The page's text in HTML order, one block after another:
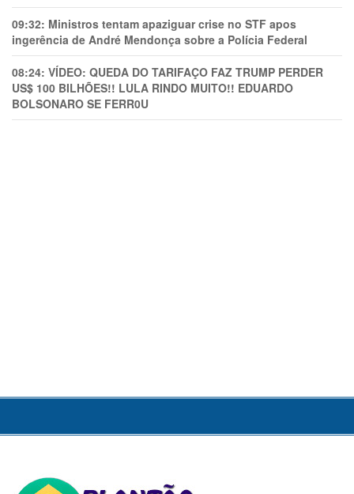
09:32: Ministros tentam apaziguar crise no STF apos
ingerência de André Mendonça sobre a Polícia Federal
08:24: VÍDEO: QUEDA DO TARIFAÇO FAZ TRUMP PERDER
US$ 100 BILHÕES!! LULA RINDO MUITO!! EDUARDO
BOLSONARO SE FERR0U